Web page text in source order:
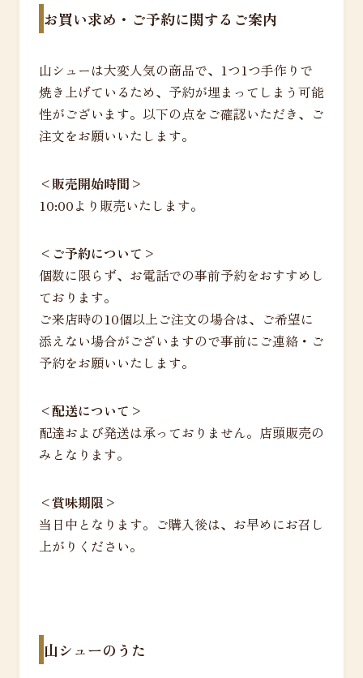
お買い求め・ご予約に関するご案内
山シューは大変人気の商品で、1つ1つ手作りで
焼き上げているため、予約が埋まってしまう可能
性がございます。以下の点をご確認いただき、ご
注文をお願いいたします。
<販売開始時間>
10:00より販売いたします。
<ご予約について>
個数に限らず、お電話での事前予約をおすすめし
ております。
ご来店時の10個以上ご注文の場合は、ご希望に
添えない場合がございますので事前にご連絡・ご
予約をお願いいたします。
<配送について>
配達および発送は承っておりません。店頭販売の
みとなります。
<賞味期限>
当日中となります。ご購入後は、お早めにお召し
上がりください。
山シューのうた